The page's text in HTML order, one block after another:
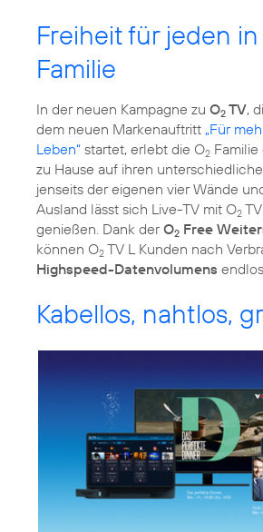
Freiheit für jeden
Familie
In der neuen Kampagne zu O2 TV,
dem neuen Markenauftritt „Für
Leben“ startet, erlebt die O2 Familie
zu Hause auf ihren
jenseits der eigenen vier Wände
Ausland lässt sich Live-TV mit O2
genießen. Dank derO2 Free
können O2 TV L Kunden nach
Highspeed-Datenvolumens
Kabellos, nahtlos,